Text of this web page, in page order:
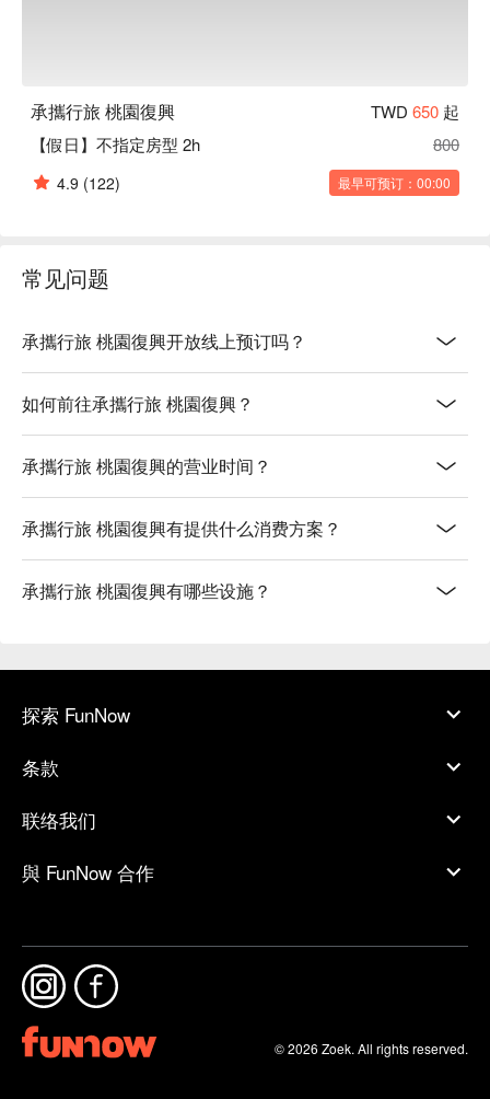
承攜行旅 桃園復興 TWD 650 起
【假日】不指定房型 2h
800
4.9 (122) 最早可预订：00:00
常见问题
承攜行旅 桃園復興开放线上预订吗？
如何前往承攜行旅 桃園復興？
承攜行旅 桃園復興的营业时间？
承攜行旅 桃園復興有提供什么消费方案？
承攜行旅 桃園復興有哪些设施？
探索 FunNow
条款
联络我们
與 FunNow 合作
© 2026 Zoek. All rights reserved.